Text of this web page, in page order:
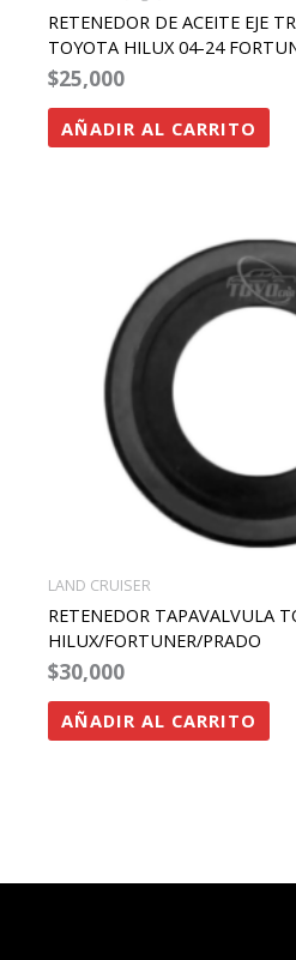
RETENEDOR DE ACEITE EJE
TOYOTA HILUX 04-24
$25,000
AÑADIR AL CARRITO
LAND CRUISER
RETENEDOR TAPAVALVULA
HILUX/FORTUNER/PRADO
$30,000
AÑADIR AL CARRITO